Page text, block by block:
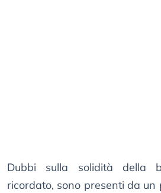
Dubbi sulla solidità della
ricordato, sono presenti da un